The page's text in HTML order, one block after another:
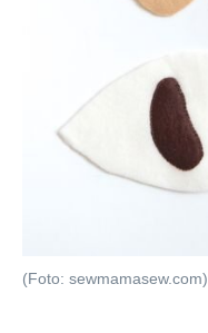
(Foto: sewmamasew.com)